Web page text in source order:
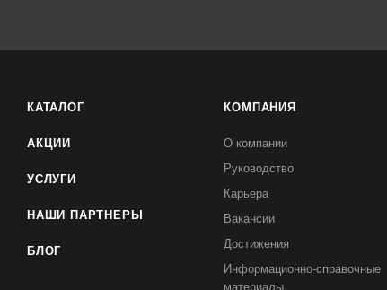
КАТАЛОГ
АКЦИИ
УСЛУГИ
НАШИ ПАРТНЕРЫ
БЛОГ
КОМПАНИЯ
О компании
Руководство
Карьера
Вакансии
Достижения
Информационно-справочные
материалы